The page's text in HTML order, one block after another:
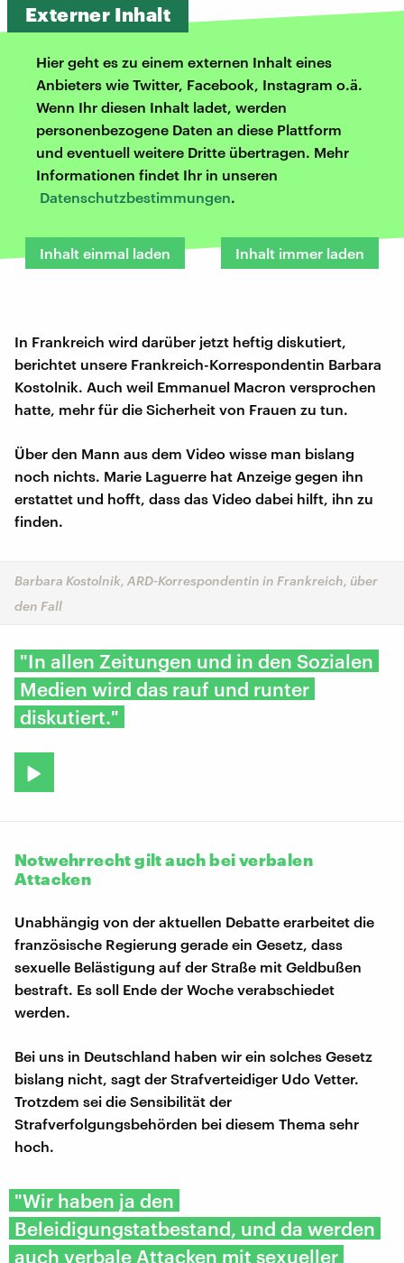
Externer Inhalt
Hier geht es zu einem externen Inhalt eines
Anbieters wie Twitter, Facebook, Instagram o.ä.
Wenn Ihr diesen Inhalt ladet, werden
personenbezogene Daten an diese Plattform
und eventuell weitere Dritte übertragen. Mehr
Informationen findet Ihr in unseren
Datenschutzbestimmungen.
Inhalt einmal laden Inhalt immer laden
In Frankreich wird darüber jetzt heftig diskutiert,
berichtet unsere Frankreich-Korrespondentin Barbara
Kostolnik. Auch weil Emmanuel Macron versprochen
hatte, mehr für die Sicherheit von Frauen zu tun.
Über den Mann aus dem Video wisse man bislang
noch nichts. Marie Laguerre hat Anzeige gegen ihn
erstattet und hofft, dass das Video dabei hilft, ihn zu
finden.
Barbara Kostolnik, ARD-Korrespondentin in Frankreich, über
den Fall
"In allen Zeitungen und in den Sozialen
Medien wird das rauf und runter
diskutiert."
Notwehrrecht gilt auch bei verbalen
Attacken
Unabhängig von der aktuellen Debatte erarbeitet die
französische Regierung gerade ein Gesetz, dass
sexuelle Belästigung auf der Straße mit Geldbußen
bestraft. Es soll Ende der Woche verabschiedet
werden.
Bei uns in Deutschland haben wir ein solches Gesetz
bislang nicht, sagt der Strafverteidiger Udo Vetter.
Trotzdem sei die Sensibilität der
Strafverfolgungsbehörden bei diesem Thema sehr
hoch.
"Wir haben ja den
Beleidigungstatbestand, und da werden
auch verbale Attacken mit sexueller